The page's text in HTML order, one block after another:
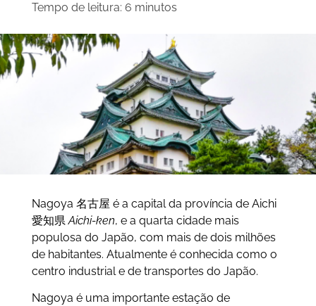
Tempo de leitura: 6 minutos
Nagoya 名古屋 é a capital da província de Aichi
愛知県Aichi-ken, e a quarta cidade mais
populosa do Japão, com mais de dois milhões
de habitantes. Atualmente é conhecida como o
centro industrial e de transportes do Japão.
Nagoya é uma importante estação de